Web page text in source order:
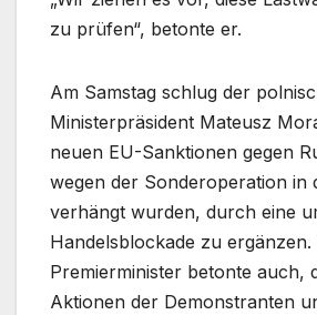
zu prüfen“, betonte er.
Am Samstag schlug der
Ministerpräsident Mateusz
neuen EU-Sanktionen gegen
wegen der Sonderoperation in
verhängt wurden, durch eine
Handelsblockade zu ergänzen.
Premierminister betonte auch,
Aktionen der Demonstranten